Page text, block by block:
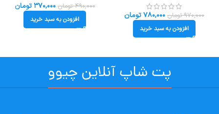
۹۷۰,۰۰۰ تومان ۷۸۰,۰۰۰تومان
افزودن به سبد خرید
۴۹۰,۰۰۰ تومان ۳۷۰,۰۰۰ تومان
افزودن به سبد خرید
پت شاپ آنلاین چیوو